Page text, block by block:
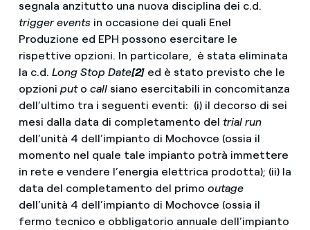
segnala anzitutto una nuova disciplina dei c.d.
trigger eventsin occasione dei quali Enel
Produzione ed EPH possono esercitare le
rispettive opzioni. In particolare, è stata eliminata
la c.d. Long Stop Date[2]ed è stato previsto che le
opzioni put o callsiano esercitabili in concomitanza
dell’ultimo tra i seguenti eventi: (i) il decorso di sei
mesi dalla data di completamento del trial run
dell’unità 4 dell’impianto di Mochovce (ossia il
momento nel quale tale impianto potrà immettere
in rete e vendere l’energia elettrica prodotta); (ii) la
data del completamento del primo outage
dell’unità 4 dell’impianto di Mochovce (ossia il
fermo tecnico e obbligatorio annuale dell’impianto